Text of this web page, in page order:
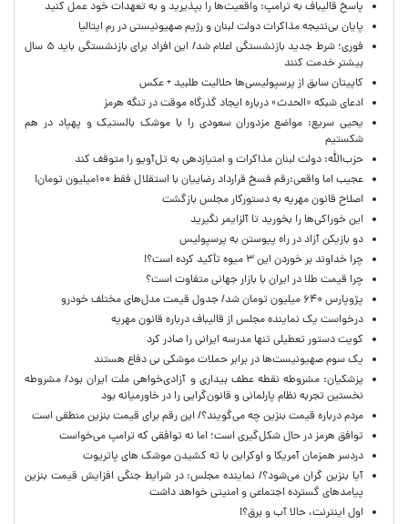
پاسخ قالیباف به ترامپ: واقعیت‌ها را بپذیرید و به تعهدات خود عمل کنید
پایان بی‌نتیجه مذاکرات دولت لبنان و رژیم صهیونیستی در رم ایتالیا
فوری؛ شرط جدید بازنشستگی اعلام شد/ این افراد برای بازنشستگی باید ۵ سال
بیشتر خدمت کنند
کاپیتان سابق از پرسپولیسی‌ها حلالیت طلبید + عکس
ادعای شبکه «الحدث» درباره ایجاد گذرگاه موقت در تنگه هرمز
یحیی سریع: مواضع مزدوران سعودی را با موشک بالستیک و پهپاد در هم
شکستیم
حزب‌الله: دولت لبنان مذاکرات و امتیازدهی به تل‌آویو را متوقف کند
عجیب اما واقعی:رقم فسخ قرارداد رضاییان با استقلال فقط ۱۰۰میلیون تومان!
اصلاح قانون مهریه به دستورکار مجلس بازگشت
این خوراکی‌ها را بخورید تا آلزایمر نگیرید
دو بازیکن آزاد در راه پیوستن به پرسپولیس
چرا خداوند بر خوردن این ۳ میوه تأکید کرده است؟!
چرا قیمت طلا در ایران با بازار جهانی متفاوت است؟
پژوپارس ۶۴۰ میلیون تومان شد/ جدول قیمت مدل‌های مختلف خودرو
درخواست یک نماینده مجلس از قالیباف درباره قانون مهریه
کویت دستور تعطیلی تنها مدرسه ایرانی را صادر کرد
یک‌ سوم صهیونیست‌ها در برابر حملات موشکی بی دفاع هستند
پزشکیان: مشروطه نقطه عطف بیداری و آزادی‌خواهی ملت ایران بود/ مشروطه
نخستین تجربه نظام پارلمانی و قانون‌گرایی را در خاورمیانه بود
مردم درباره قیمت بنزین چه می‌گویند؟/ این رقم برای قیمت بنزین منطقی است
توافق هرمز در حال شکل‌گیری است؛ اما نه توافقی که ترامپ می‌خواست
دردسر همزمان آمریکا و اوکراین با ته کشیدن موشک های پاتریوت
آیا بنزین گران می‌شود؟/ نماینده مجلس: در شرایط جنگی افزایش قیمت بنزین
پیامدهای گسترده اجتماعی و امنیتی خواهد داشت
اول اینترنت، حالا آب و برق؟!